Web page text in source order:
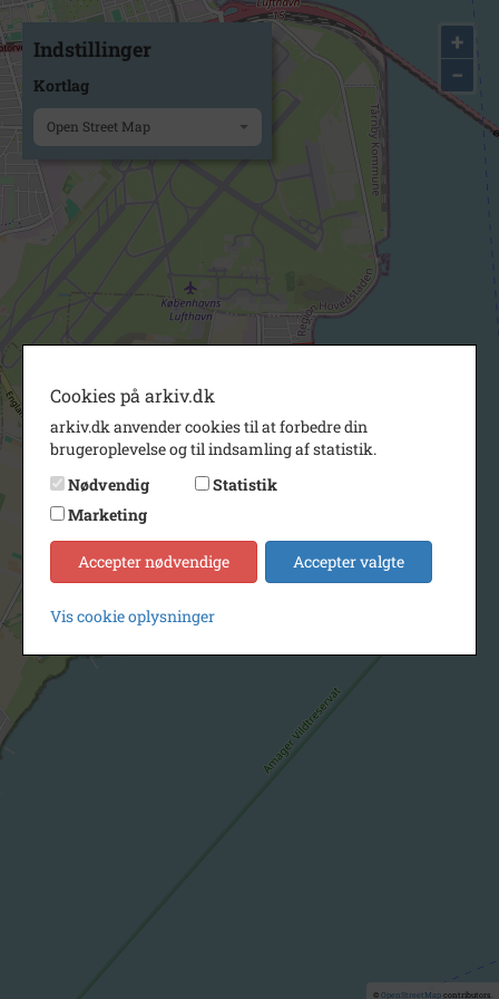
+
−
© OpenStreetMapcontributors.
Indstillinger
Kortlag
Open Street Map
Cookies på arkiv.dk
arkiv.dk anvender cookies til at forbedre din
brugeroplevelse og til indsamling af statistik.
Nødvendig
Statistik
Marketing
Accepter nødvendige Accepter valgte
Vis cookie oplysninger